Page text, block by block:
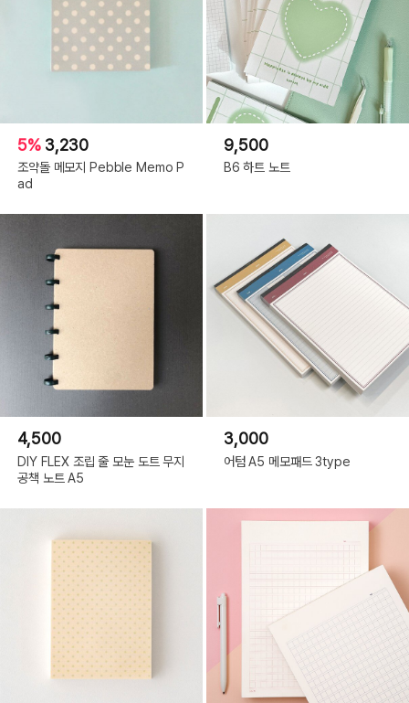
5% 3,230
조약돌 메모지 Pebble Memo P
ad
9,500
B6 하트 노트
4,500
DIY FLEX 조립 줄 모눈 도트 무지
공책 노트 A5
3,000
어텀 A5 메모패드 3type